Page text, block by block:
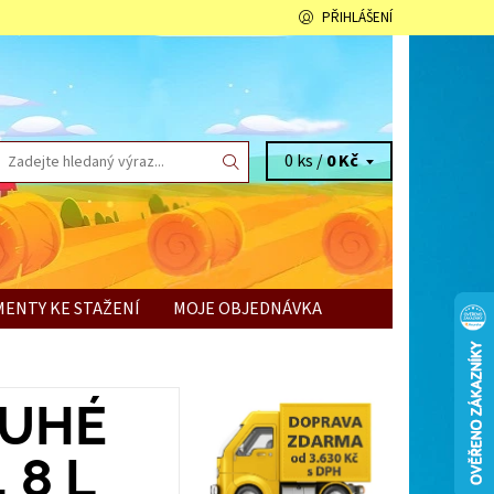
PŘIHLÁŠENÍ
0 ks /0 Kč
KE STAŽENÍ
MOJE OBJEDNÁVKA
8 L